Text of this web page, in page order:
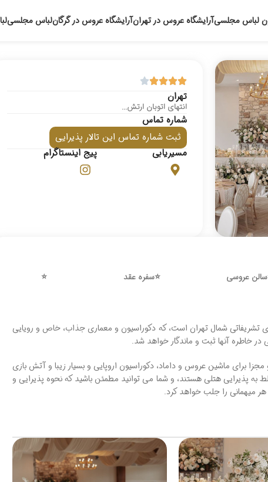
لباس مجلسیآرایشگاه عروس در تهرانآرایشگاه عروس در گرگانلباس مجلسی
تهران
انتهای اتوبان ارتش...
شماره تماس
ثبت شماره تماس این تالار پذیرایی
مسیریابی
پیج اینستاگرام
سالن عروسی ⭐️سفره عقد
⭐️
تشریفاتی شمال تهران است، که دکوراسیون و معماری جذاب، خاص و رویایی
در خاطره آنها ثبت و ماندگار خواهد شد.
برای ماشین عروس و داماد، دکوراسیون اروپایی و بسیار زیبا و آتش بازی
پذیرایی هتلی هستند، و شما می توانید مطمئن باشید که نحوه پذیرایی و
میهمانی را جلب خواهد کرد.